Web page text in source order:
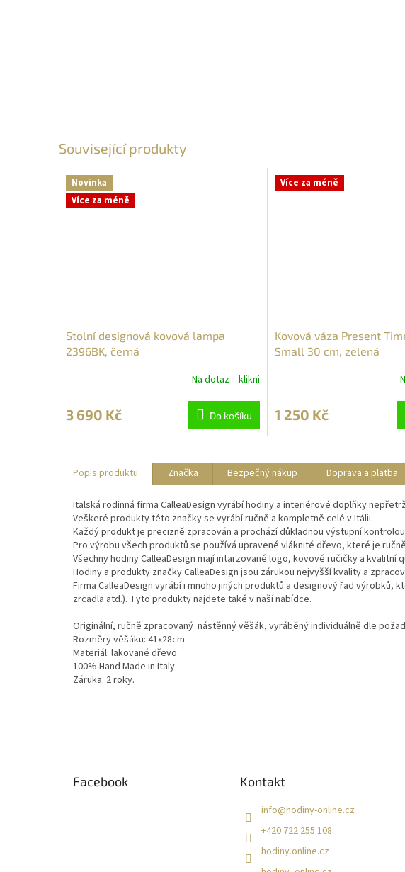
Související produkty
Novinka
Více za méně
Stolní designová kovová lampa
2396BK, černá
Na dotaz – klikni
3 690 Kč Do košíku
Více za méně
Kovová váza Present
Small 30 cm, zelená
1 250 Kč
Popis produktu Značka Bezpečný nákup Doprava a platba
Italská rodinná firma CalleaDesign vyrábí hodiny a interiérové doplňky
Veškeré produkty této značky se vyrábí ručně a kompletně celé v Itálii.
Každý produkt je precizně zpracován a prochází důkladnou výstupní
Pro výrobu všech produktů se používá upravené vláknité dřevo, které je
Všechny hodiny CalleaDesign mají intarzované logo, kovové ručičky a
Hodiny a produkty značky CalleaDesign jsou zárukou nejvyšší kvality a
Firma CalleaDesign vyrábí i mnoho jiných produktů a designový řad
zrcadla atd.). Tyto produkty najdete také v naší nabídce.
Originální, ručně zpracovaný nástěnný věšák, vyráběný individuálně dle
Rozměry věšáku: 41x28cm.
Materiál: lakované dřevo.
100% Hand Made in Italy.
Záruka: 2 roky.
Facebook Kontakt
info@hodiny-online.cz
+420 722 255 108
hodiny.online.cz